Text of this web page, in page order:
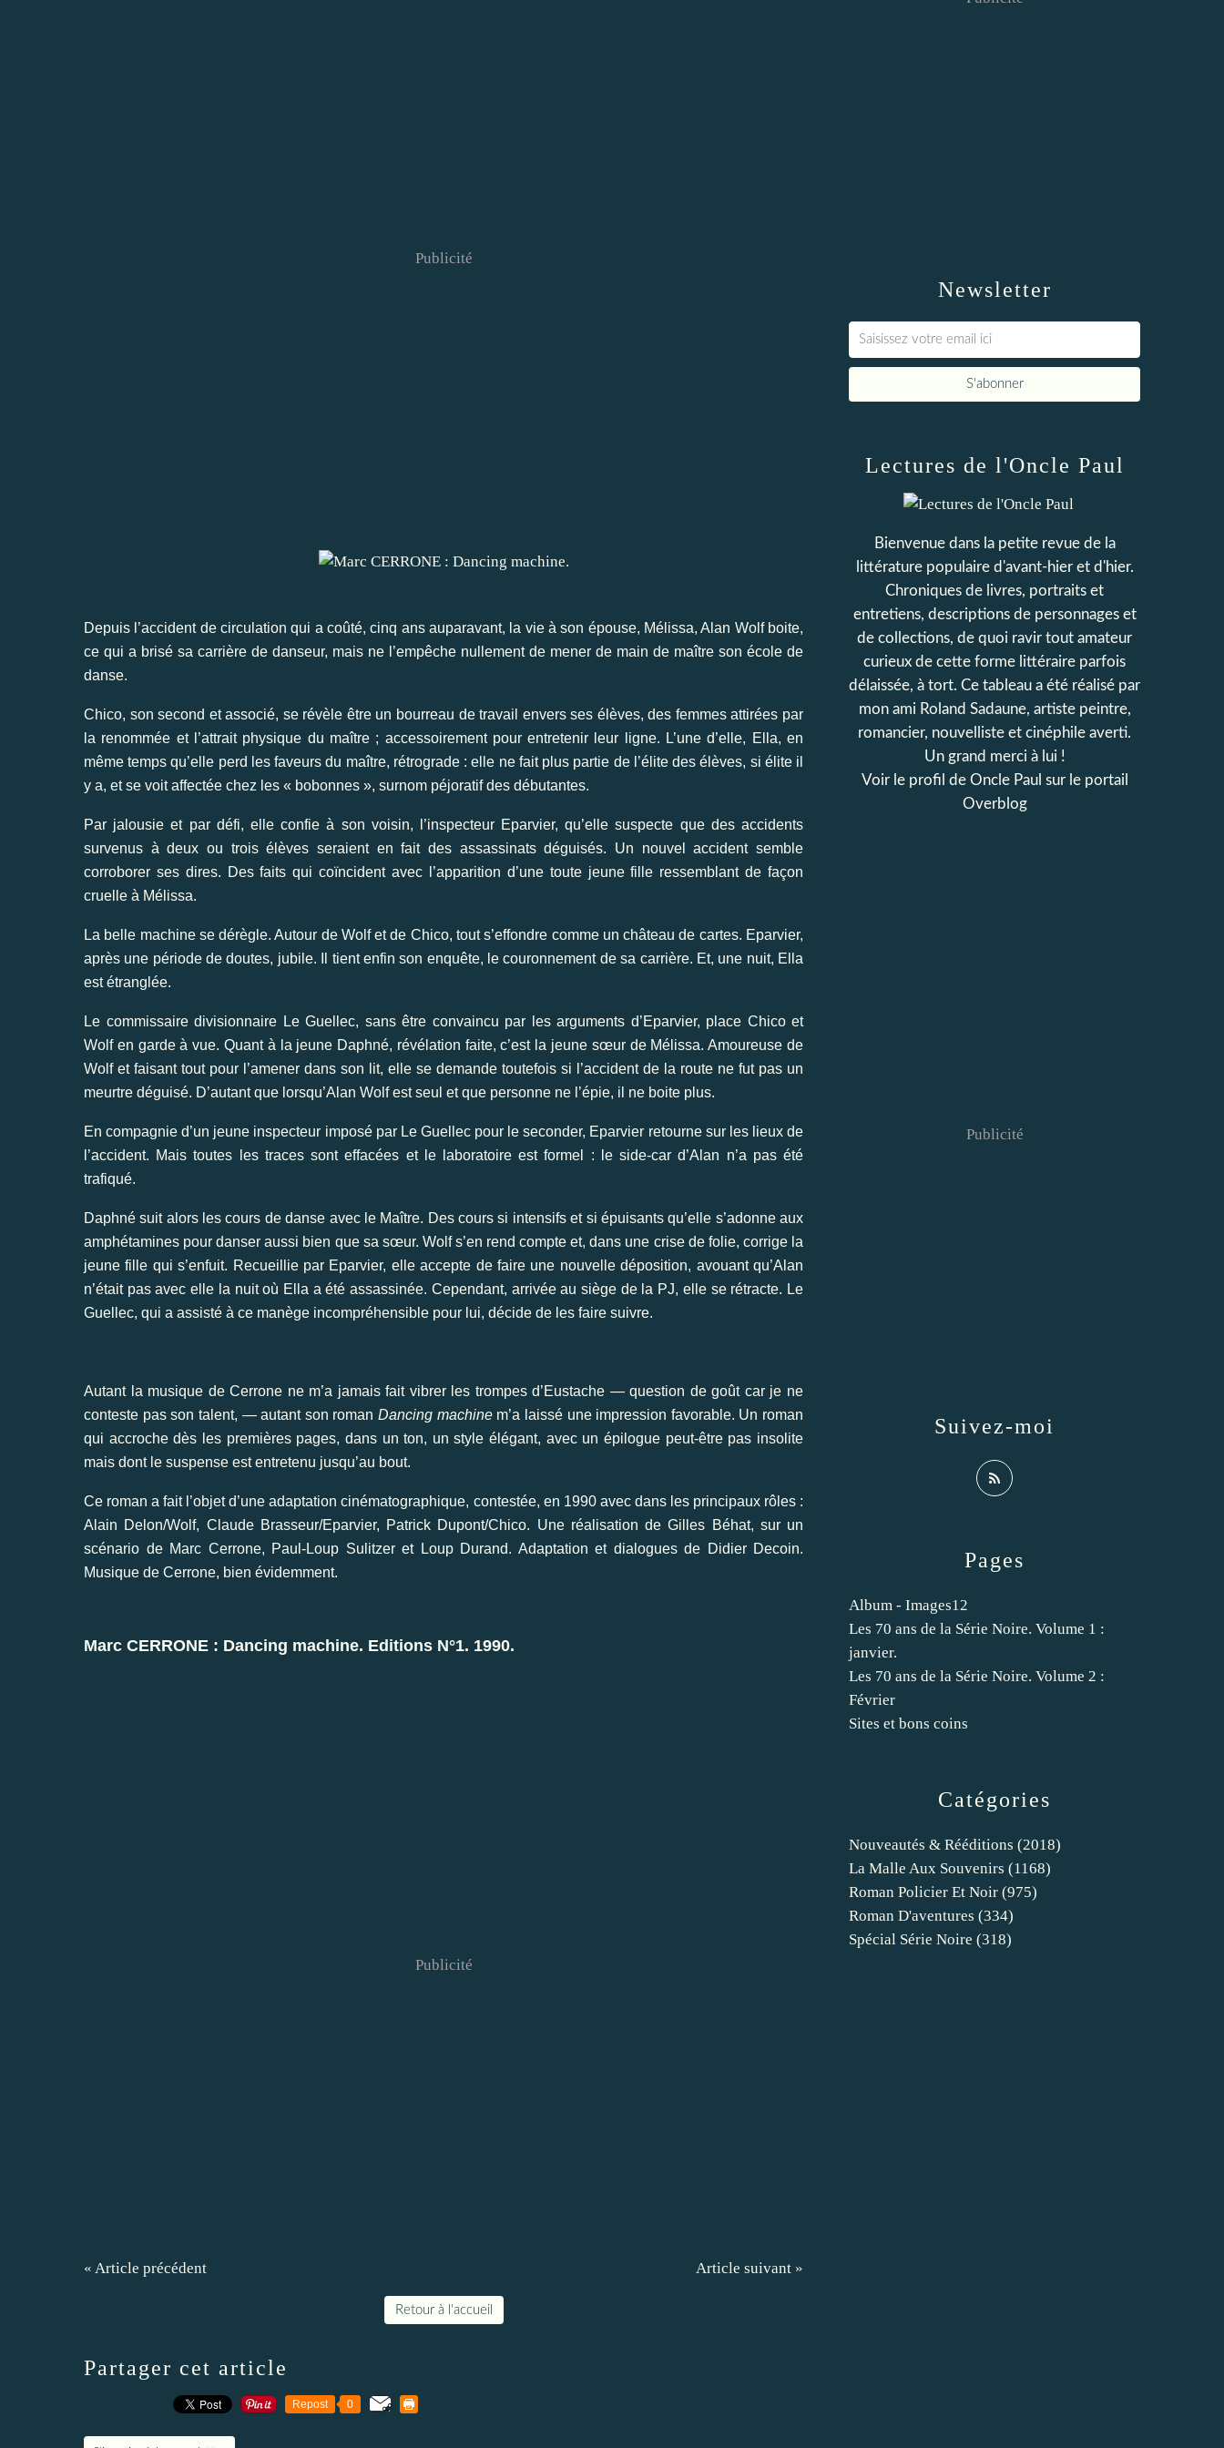
Publicité
Depuis l’accident de circulation qui a coûté, cinq ans auparavant, la vie à son épouse, Mélissa, Alan Wolf boite,
ce qui a brisé sa carrière de danseur, mais ne l’empêche nullement de mener de main de maître son école de
danse.
Chico, son second et associé, se révèle être un bourreau de travail envers ses élèves, des femmes attirées par
la renommée et l’attrait physique du maître ; accessoirement pour entretenir leur ligne. L’une d’elle, Ella, en
même temps qu’elle perd les faveurs du maître, rétrograde : elle ne fait plus partie de l’élite des élèves, si élite il
y a, et se voit affectée chez les « bobonnes », surnom péjoratif des débutantes.
Par jalousie et par défi, elle confie à son voisin, l’inspecteur Eparvier, qu’elle suspecte que des accidents
survenus à deux ou trois élèves seraient en fait des assassinats déguisés. Un nouvel accident semble
corroborer ses dires. Des faits qui coïncident avec l’apparition d’une toute jeune fille ressemblant de façon
cruelle à Mélissa.
La belle machine se dérègle. Autour de Wolf et de Chico, tout s’effondre comme un château de cartes. Eparvier,
après une période de doutes, jubile. Il tient enfin son enquête, le couronnement de sa carrière. Et, une nuit, Ella
est étranglée.
Le commissaire divisionnaire Le Guellec, sans être convaincu par les arguments d’Eparvier, place Chico et
Wolf en garde à vue. Quant à la jeune Daphné, révélation faite, c’est la jeune sœur de Mélissa. Amoureuse de
Wolf et faisant tout pour l’amener dans son lit, elle se demande toutefois si l’accident de la route ne fut pas un
meurtre déguisé. D’autant que lorsqu’Alan Wolf est seul et que personne ne l’épie, il ne boite plus.
En compagnie d’un jeune inspecteur imposé par Le Guellec pour le seconder, Eparvier retourne sur les lieux de
l’accident. Mais toutes les traces sont effacées et le laboratoire est formel : le side-car d’Alan n’a pas été
trafiqué.
Daphné suit alors les cours de danse avec le Maître. Des cours si intensifs et si épuisants qu’elle s’adonne aux
amphétamines pour danser aussi bien que sa sœur. Wolf s’en rend compte et, dans une crise de folie, corrige la
jeune fille qui s’enfuit. Recueillie par Eparvier, elle accepte de faire une nouvelle déposition, avouant qu’Alan
n’était pas avec elle la nuit où Ella a été assassinée. Cependant, arrivée au siège de la PJ, elle se rétracte. Le
Guellec, qui a assisté à ce manège incompréhensible pour lui, décide de les faire suivre.
Autant la musique de Cerrone ne m’a jamais fait vibrer les trompes d’Eustache — question de goût car je ne
conteste pas son talent, — autant son roman Dancing machinem’a laissé une impression favorable. Un roman
qui accroche dès les premières pages, dans un ton, un style élégant, avec un épilogue peut-être pas insolite
mais dont le suspense est entretenu jusqu’au bout.
Ce roman a fait l’objet d’une adaptation cinématographique, contestée, en 1990 avec dans les principaux rôles :
Alain Delon/Wolf, Claude Brasseur/Eparvier, Patrick Dupont/Chico. Une réalisation de Gilles Béhat, sur un
scénario de Marc Cerrone, Paul-Loup Sulitzer et Loup Durand. Adaptation et dialogues de Didier Decoin.
Musique de Cerrone, bien évidemment.
Marc CERRONE : Dancing machine. Editions N°1. 1990.
Publicité
« Article précédent Article suivant »
Retour à l'accueil
Partager cet article
Repost 0
Newsletter
Catégories
Nouveautés & Rééditions (2018)
La Malle Aux Souvenirs (1168)
Roman Policier Et Noir (975)
Roman D'aventures (334)
Spécial Série Noire (318)
Pages
Album - Images12
Les 70 ans de la Série Noire. Volume 1 :
janvier.
Les 70 ans de la Série Noire. Volume 2 :
Février
Sites et bons coins
Lectures de l'Oncle Paul
Bienvenue dans la petite revue de la
littérature populaire d'avant-hier et d'hier.
Chroniques de livres, portraits et
entretiens, descriptions de personnages et
de collections, de quoi ravir tout amateur
curieux de cette forme littéraire parfois
délaissée, à tort. Ce tableau a été réalisé par
mon ami Roland Sadaune, artiste peintre,
romancier, nouvelliste et cinéphile averti.
Un grand merci à lui !
Voir le profil de Oncle Paul sur le portail
Overblog
Suivez-moi
Publicité